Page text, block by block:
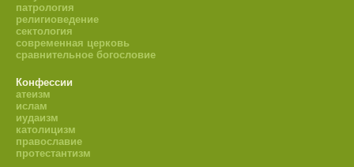
патрология
религиоведение
сектология
современная церковь
сравнительное богословие
Конфессии
атеизм
ислам
иудаизм
католицизм
православие
протестантизм